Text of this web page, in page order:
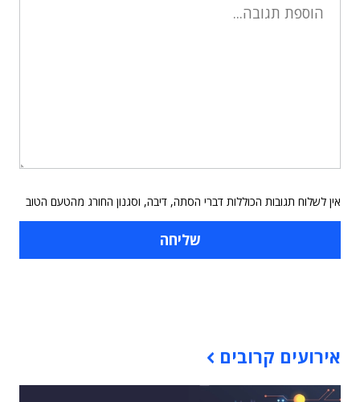
אין לשלוח תגובות הכוללות דברי הסתה, דיבה, וסגנון החורג מהטעם הטוב
אירועים קרובים